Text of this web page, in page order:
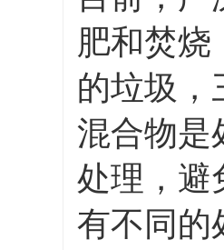
肥和焚烧
的垃圾，
混合物是
处理，避
有不同的